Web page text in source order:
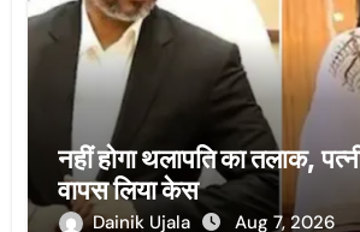
नहीं होगा थलापति का तलाक,
वापस लिया केस
Dainik Ujala Aug 7, 2026